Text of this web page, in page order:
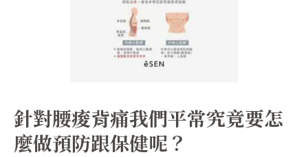
針對腰痠背痛我們平常究竟要怎
麼做預防跟保健呢？